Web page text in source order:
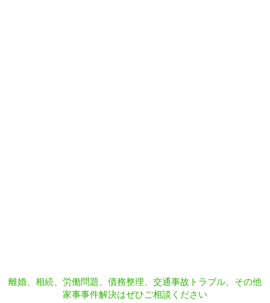
離婚、相続、労働問題、債務整理、交通事故トラブル、その他
家事事件解決はぜひご相談ください